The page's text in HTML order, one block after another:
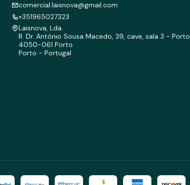
comercial.laisnova@gmail.com
+351965027323
Laisnova, Lda.
R. Dr. António Sousa Macedo, 39, cave, sala 3 - Porto
4050-061 Porto
Porto - Portugal